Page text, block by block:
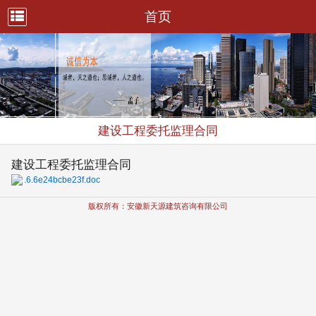
首页
建设工程委托监理合同
建设工程委托监理合同
.6.6e24bcbe23f.doc
版权所有：安徽新天源建筑咨询有限公司